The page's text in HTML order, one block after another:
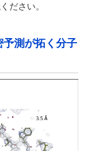
ださい。
予測が拓く分子